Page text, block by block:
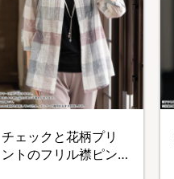
チェックと花柄プリ
ントのフリル襟ピン